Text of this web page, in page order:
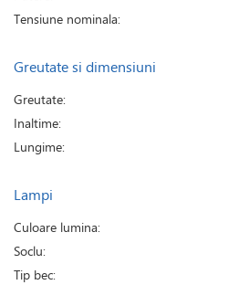
Tensiune nominala:
Greutate si dimensiuni
Greutate:
Inaltime:
Lungime:
Lampi
Culoare lumina:
Soclu:
Tip bec: